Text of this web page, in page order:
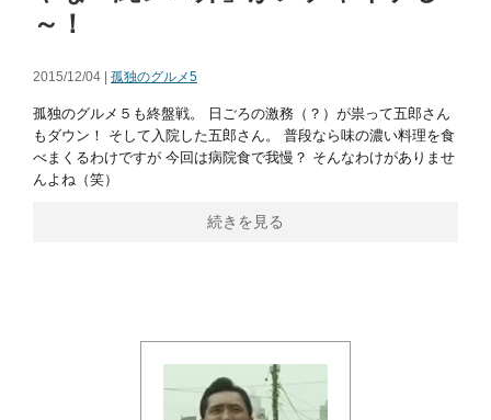
～！
2015/12/04 | 孤独のグルメ5
孤独のグルメ５も終盤戦。 日ごろの激務（？）が祟って五郎さん
もダウン！ そして入院した五郎さん。 普段なら味の濃い料理を食
べまくるわけですが 今回は病院食で我慢？ そんなわけがありませ
んよね（笑）
続きを見る